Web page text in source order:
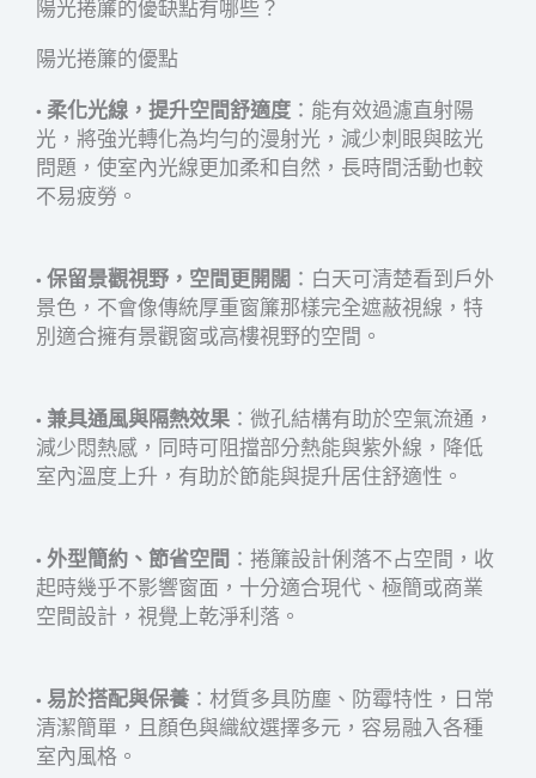
陽光捲簾的優缺點有哪些？
陽光捲簾的優點
• 柔化光線，提升空間舒適度 ：能有效過濾直射陽
光，將強光轉化為均勻的漫射光，減少刺眼與眩光
問題，使室內光線更加柔和自然，長時間活動也較
不易疲勞。
• 保留景觀視野，空間更開闊 ：白天可清楚看到戶外
景色，不會像傳統厚重窗簾那樣完全遮蔽視線，特
別適合擁有景觀窗或高樓視野的空間。
• 兼具通風與隔熱效果 ：微孔結構有助於空氣流通，
減少悶熱感，同時可阻擋部分熱能與紫外線，降低
室內溫度上升，有助於節能與提升居住舒適性。
• 外型簡約、節省空間 ：捲簾設計俐落不占空間，收
起時幾乎不影響窗面，十分適合現代、極簡或商業
空間設計，視覺上乾淨利落。
• 易於搭配與保養 ：材質多具防塵、防霉特性，日常
清潔簡單，且顏色與織紋選擇多元，容易融入各種
室內風格。